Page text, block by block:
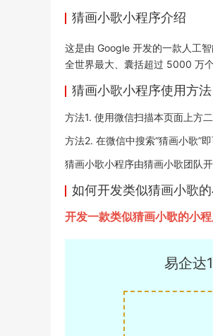
猜画小歌小程序介绍
这是由 Google 开发的一款人工
全世界最大、囊括超过 5000 万
猜画小歌小程序使用方法
方法1. 使用微信扫描本页面上方
方法2. 在微信中搜索“猜画小歌”
猜画小歌小程序由猜画小歌团队
如何开发类似猜画小歌
开发一款类似猜画小歌的小
易企达